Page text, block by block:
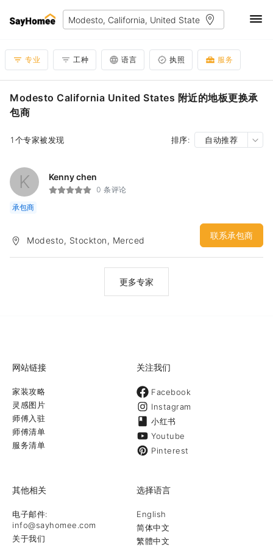
专业 工种 语言 执照 服务
Modesto California United States 附近的地板更换承
包商
1个专家被发现 排序: 自动推荐
K Kenny chen
0 条评论
承包商
Modesto, Stockton, Merced 联系承包商
更多专家
网站链接
家装攻略
灵感图片
师傅入驻
师傅清单
服务清单
关注我们
Facebook
Instagram
小红书
Youtube
Pinterest
其他相关
电子邮件:
info@sayhomee.com
关于我们
选择语言
English
简体中文
繁體中文